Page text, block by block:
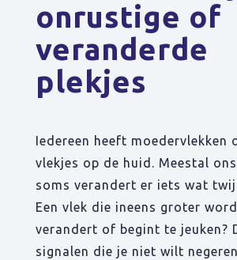
onrustige of
veranderde
plekjes
Iedereen heeft moedervlekken
vlekjes op de huid. Meestal
soms verandert er iets wat
Een vlek die ineens groter
verandert of begint te jeuken?
signalen die je niet wilt